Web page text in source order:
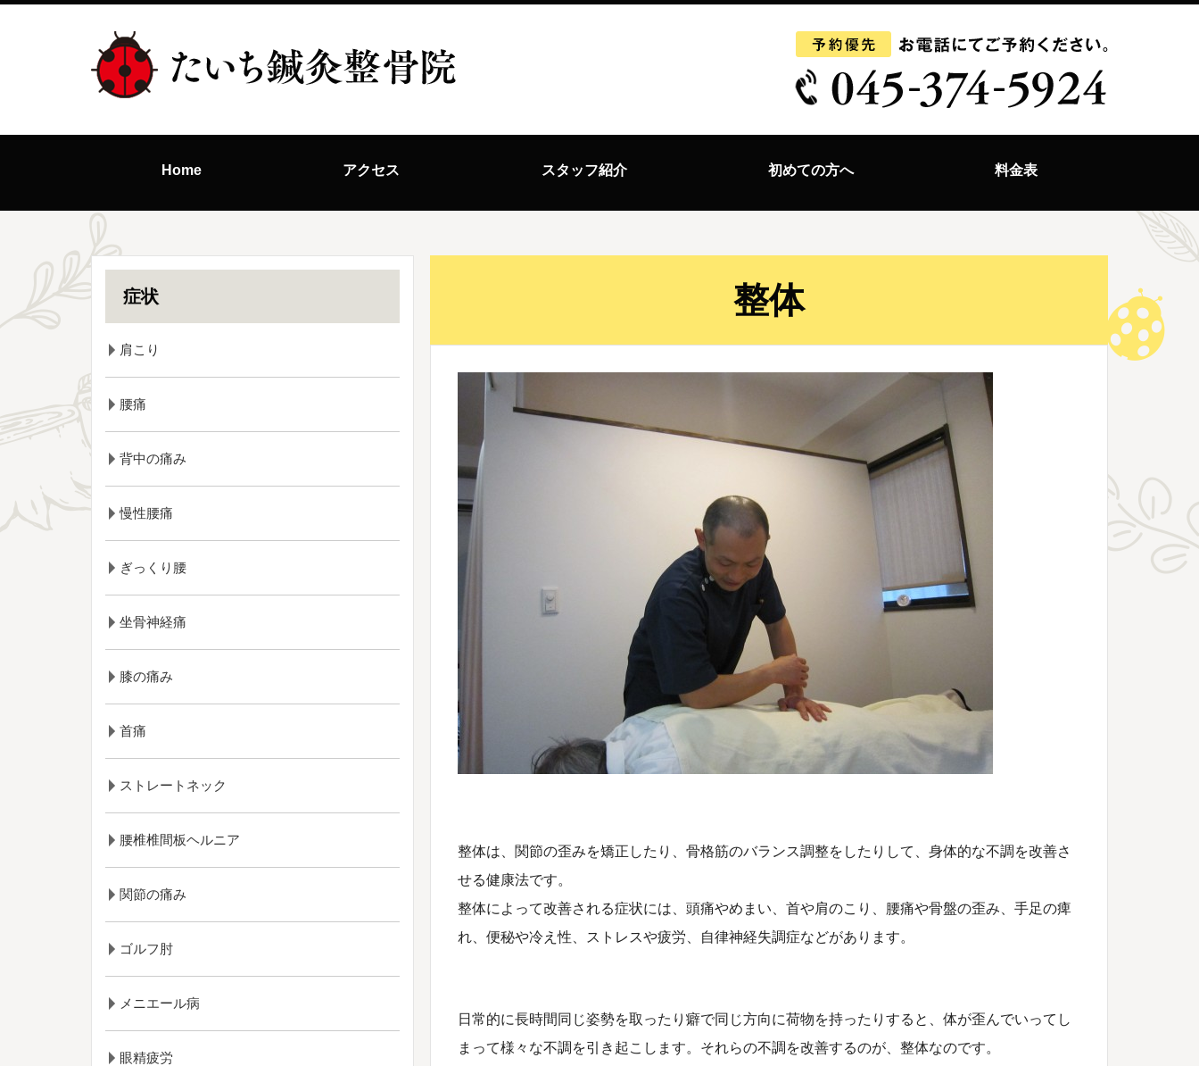
Home アクセス スタッフ紹介 初めての方へ 料金表
整体
整体は、関節の歪みを矯正したり、骨格筋のバランス調整をしたりして、身体的な不調を改善さ
せる健康法です。
整体によって改善される症状には、頭痛やめまい、首や肩のこり、腰痛や骨盤の歪み、手足の痺
れ、便秘や冷え性、ストレスや疲労、自律神経失調症などがあります。
日常的に長時間同じ姿勢を取ったり癖で同じ方向に荷物を持ったりすると、体が歪んでいってし
まって様々な不調を引き起こします。それらの不調を改善するのが、整体なのです。
症状
肩こり
腰痛
背中の痛み
慢性腰痛
ぎっくり腰
坐骨神経痛
膝の痛み
首痛
ストレートネック
腰椎椎間板ヘルニア
関節の痛み
ゴルフ肘
メニエール病
眼精疲労